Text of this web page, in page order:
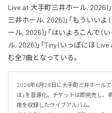
Live at 大手町三井ホール, 2026)
三井ホール, 2026)」「もういい
ール, 2026)」「はいよろこんで (
ル, 2026)」「Tiny (いっぽにほ
む全7曲となっている。
2026年6月28日に大手町三井ホール
ほ」を音源化。チケットは即完売し
夜を収録したライブアルバム。